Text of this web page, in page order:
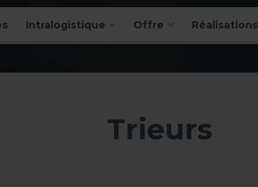
Intralogistique Offre Réalisations
Trieurs